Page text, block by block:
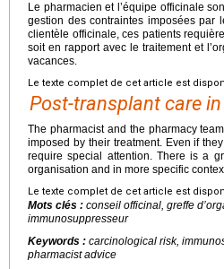
Le pharmacien et l’équipe officinale
gestion des contraintes imposées par
clientèle officinale, ces patients
soit en rapport avec le traitement et
vacances.
Le texte complet de cet article est
Post-transplant care
The pharmacist and the pharmacy
imposed by their treatment. Even if
require special attention. There is a
organisation and in more specific
Le texte complet de cet article est
Mots clés : conseil officinal, greffe
immunosuppresseur
Keywords : carcinological risk,
pharmacist advice